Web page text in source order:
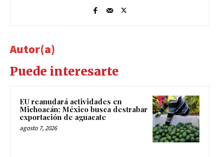
Autor(a)
Puede interesarte
EU reanudará actividades en
Michoacán; México busca destrabar
exportación de aguacate
agosto 7, 2026